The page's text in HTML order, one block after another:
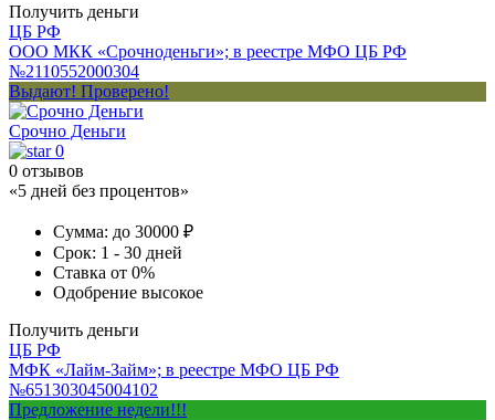
Получить деньги
ЦБ РФ
ООО МКК «Срочноденьги»; в реестре МФО ЦБ РФ
№2110552000304
Выдают! Проверено!
Срочно Деньги
0
0 отзывов
«5 дней без процентов»
Сумма: до 30000 ₽
Срок: 1 - 30 дней
Ставка от 0%
Одобрение высокое
Получить деньги
ЦБ РФ
МФК «Лайм-Займ»; в реестре МФО ЦБ РФ
№651303045004102
Предложение недели!!!